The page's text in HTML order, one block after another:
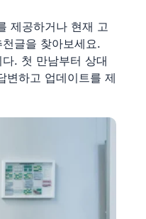
제공하거나 현재 고
글을 찾아보세요.
. 첫 만남부터 상대
변하고 업데이트를 제